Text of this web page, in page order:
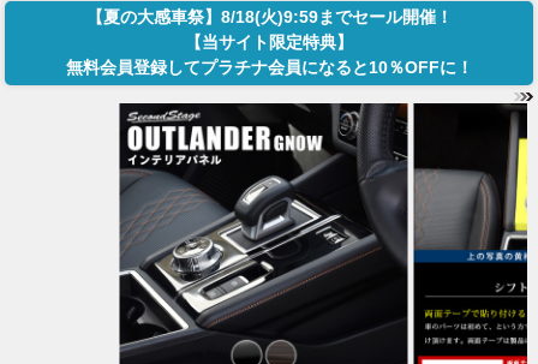
【夏の大感車祭】8/18(火)9:59までセール開催！
【当サイト限定特典】
無料会員登録してプラチナ会員になると10％OFFに！